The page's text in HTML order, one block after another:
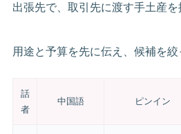
出張先で、取引先に渡す手土産を
用途と予算を先に伝え、候補を絞
話
者
中国語 ピンイン